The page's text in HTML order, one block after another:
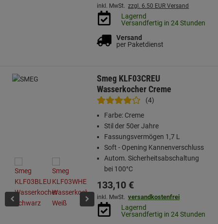
inkl. MwSt. zzgl. 6.50 EUR Versand
Lagernd
Versandfertig in 24 Stunden
Versand
per Paketdienst
Smeg KLF03CREU
Wasserkocher Creme
(4)
Farbe: Creme
Stil der 50er Jahre
Fassungsvermögen 1,7 L
Soft - Opening Kannenverschluss
Autom. Sicherheitsabschaltung
bei 100°C
133,10 €
inkl. MwSt. versandkostenfrei
Lagernd
Versandfertig in 24 Stunden